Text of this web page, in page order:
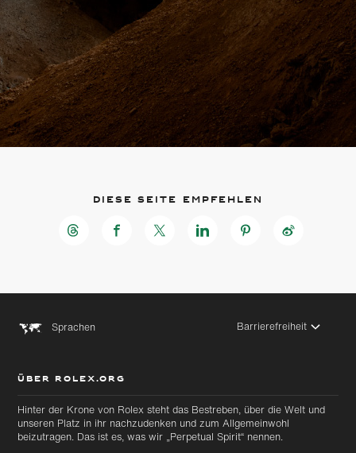
Zu
Hauptinhalt
wechseln
Zu
Footer
wechseln
Diese Seite empfehlen
Sprachen Barrierefreiheit
ÜBER ROLEX.ORG
Hinter der Krone von Rolex steht das Bestreben, über die Welt und
unseren Platz in ihr nachzudenken und zum Allgemeinwohl
beizutragen. Das ist es, was wir „Perpetual Spirit“ nennen.